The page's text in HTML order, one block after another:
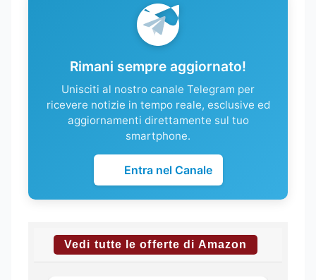
Rimani sempre aggiornato!
Unisciti al nostro canale Telegram per
ricevere notizie in tempo reale, esclusive ed
aggiornamenti direttamente sul tuo
smartphone.
Entra nel Canale